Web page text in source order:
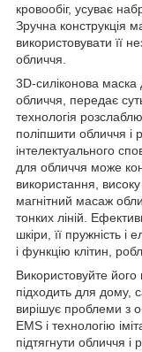
кровообіг, усуває
Зручна конструкція
використовувати її
обличчя.
3D-силіконова
обличчя, передає
технологія
поліпшити обличчя і
інтелектуального
для обличчя може
використання,
магнітний масаж
тонких ліній.
шкіри, її пружність і
і функцію клітин,
Використовуйте його
підходить для дому,
вирішує проблеми з
EMS і технологію
підтягнути обличчя і